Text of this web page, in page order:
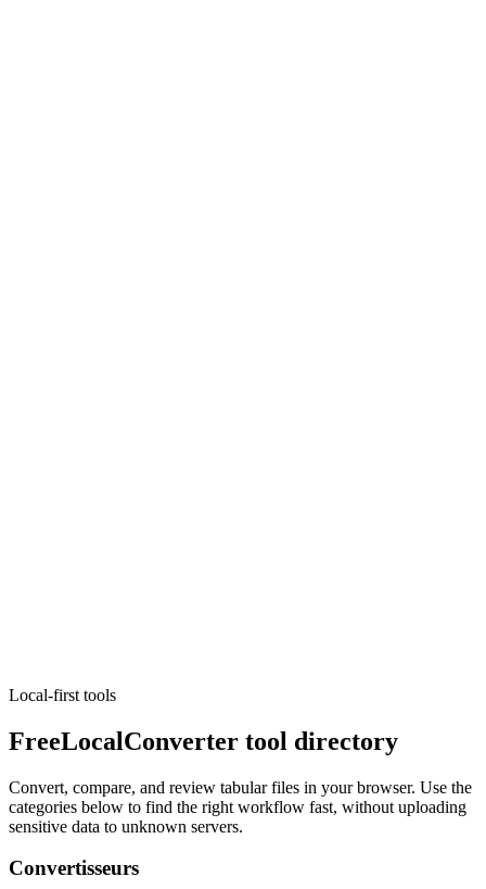
Local-first tools
FreeLocalConverter tool directory
Convert, compare, and review tabular files in your browser. Use the
categories below to find the right workflow fast, without uploading
sensitive data to unknown servers.
Convertisseurs